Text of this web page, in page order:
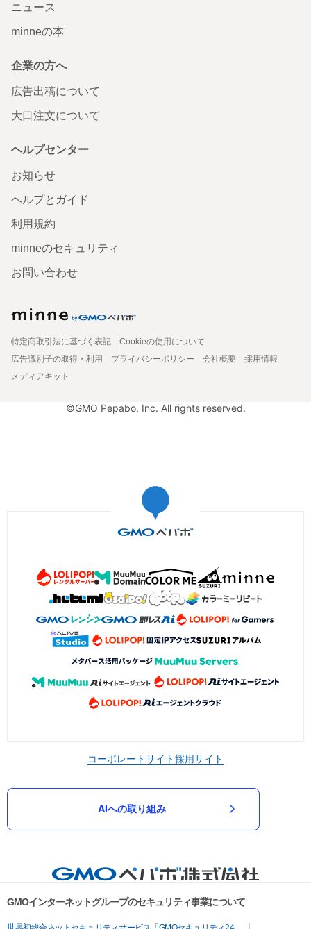
ニュース
minneの本
企業の方へ
広告出稿について
大口注文について
ヘルプセンター
お知らせ
ヘルプとガイド
利用規約
minneのセキュリティ
お問い合わせ
特定商取引法に基づく表記
Cookieの使用について
広告識別子の取得・利用
プライバシーポリシー 会社概要
採用情報
メディアキット
©GMO Pepabo, Inc. All rights reserved.
コーポレートサイト採用サイト
AIへの取り組み
GMOインターネットグループのセキュリティ事業について